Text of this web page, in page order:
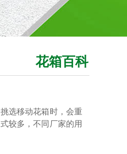
花箱百科
选移动花箱时，会重
较多，不同厂家的用